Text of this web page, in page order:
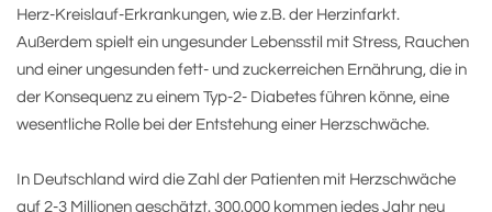
Herz-Kreislauf-Erkrankungen, wie z.B. der Herzinfarkt.
Außerdem spielt ein ungesunder Lebensstil mit Stress, Rauchen
und einer ungesunden fett- und zuckerreichen Ernährung, die in
der Konsequenz zu einem Typ-2- Diabetes führen könne, eine
wesentliche Rolle bei der Entstehung einer Herzschwäche.
In Deutschland wird die Zahl der Patienten mit Herzschwäche
auf 2-3 Millionen geschätzt. 300.000 kommen jedes Jahr neu